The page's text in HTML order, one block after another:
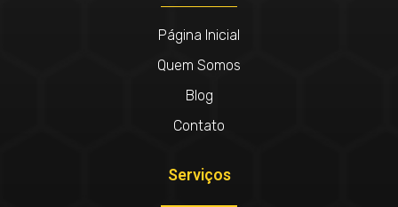
Página Inicial
Quem Somos
Blog
Contato
Serviços